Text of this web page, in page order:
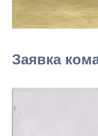
Заявка